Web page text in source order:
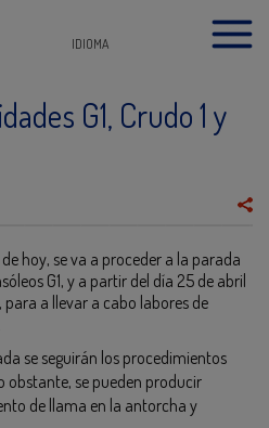
IDIOMA
G1, Crudo 1 y
hoy, se va a proceder a la parada
G1, y a partir del día 25 de abril
para a llevar a cabo labores de
se seguirán los procedimientos
obstante, se pueden producir
de llama en la antorcha y